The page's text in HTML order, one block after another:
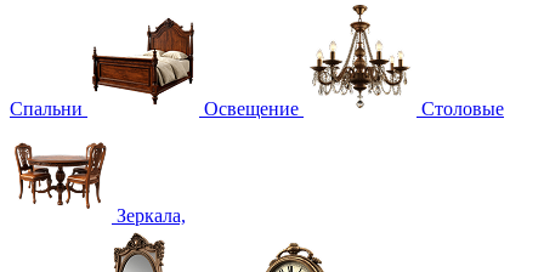
Спальни Освещение Столовые
Зеркала,